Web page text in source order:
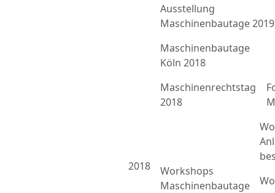
Ausstellung
Maschinenbautage 2019
2018
Maschinenbautage
Köln 2018
Maschinenrechtstag
2018
Workshops
Maschinenbautage